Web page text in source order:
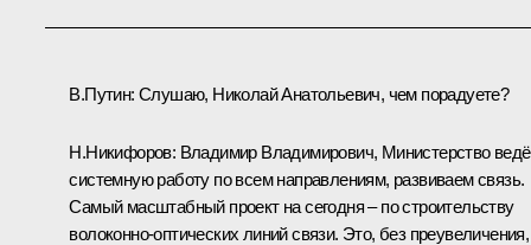
В.Путин: Слушаю, Николай Анатольевич, чем порадуете?
Н.Никифоров: Владимир Владимирович, Министерство
системную работу по всем направлениям, развиваем связь.
Самый масштабный проект на сегодня – по строительству
волоконно-оптических линий связи. Это, без преувеличения,